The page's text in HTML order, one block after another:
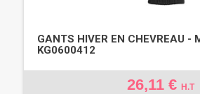
GANTS HIVER EN CHEVREAU -
KG0600412
26,11 € H.T